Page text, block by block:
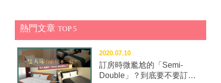
人垂涎三尺～～稍候五分鐘左右就能吃到熱騰騰、將厚
度十足的牛舌烤到恰到好處的美味便當囉！ 將多汁的牛
舌蓋在白飯上，搭配一旁的漬物，吃起來幸福感十足💕
若是時間充裕，也能選擇至善治郎直營店品嘗更多樣化
的牛舌料理喔👍 ▲圖為直營店限定的特選厚切真中牛舌
便當（需事先預約） 🍱善治郎・特上厚切牛舌便當 時
熱門文章 TOP 5
2020.07.10
訂房時微尷尬的「Semi-
Double」？到底要不要訂這